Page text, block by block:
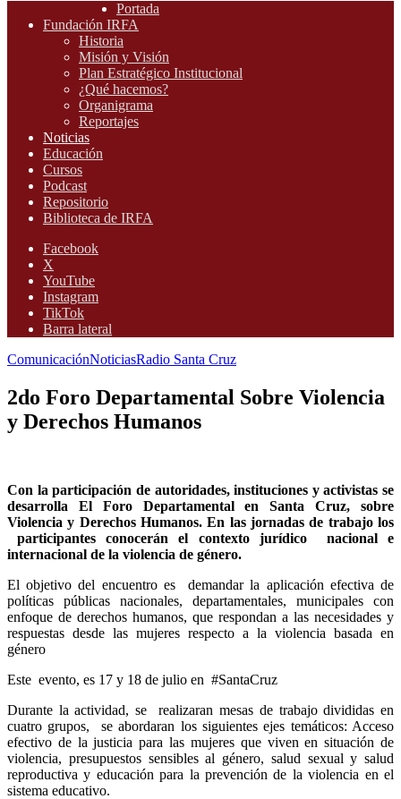
Portada
Fundación IRFA
Historia
Misión y Visión
Plan Estratégico Institucional
¿Qué hacemos?
Organigrama
Reportajes
Noticias
Educación
Cursos
Podcast
Repositorio
Biblioteca de IRFA
Facebook
X
YouTube
Instagram
TikTok
Barra lateral
ComunicaciónNoticiasRadio Santa Cruz
2do Foro Departamental Sobre Violencia
y Derechos Humanos
Con la participación de autoridades, instituciones y activistas se
desarrolla El Foro Departamental en Santa Cruz, sobre
Violencia y Derechos Humanos. En las jornadas de trabajo los
participantes conocerán el contexto jurídico nacional e
internacional de la violencia de género.
El objetivo del encuentro es demandar la aplicación efectiva de
políticas públicas nacionales, departamentales, municipales con
enfoque de derechos humanos, que respondan a las necesidades y
respuestas desde las mujeres respecto a la violencia basada en
género
Este evento, es 17 y 18 de julio en #SantaCruz
Durante la actividad, se realizaran mesas de trabajo divididas en
cuatro grupos, se abordaran los siguientes ejes temáticos: Acceso
efectivo de la justicia para las mujeres que viven en situación de
violencia, presupuestos sensibles al género, salud sexual y salud
reproductiva y educación para la prevención de la violencia en el
sistema educativo.